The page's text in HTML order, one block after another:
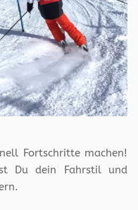
Fortschritte machen!
Du dein Fahrstil und